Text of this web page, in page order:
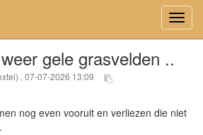
gele grasvelden ..
, 07-07-2026 13:09
nog even vooruit en verliezen die niet